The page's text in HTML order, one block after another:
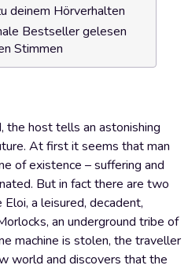
deinem Hörverhalten
Bestseller gelesen
Stimmen
the host tells an astonishing
At first it seems that man
of existence – suffering and
But in fact there are two
a leisured, decadent,
an underground tribe of
machine is stolen, the traveller
world and discovers that the